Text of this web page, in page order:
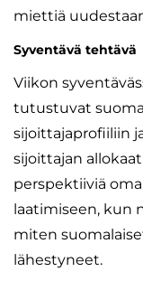
miettiä
Syventävä tehtävä
Viikon
tutustuvat
sijoittajaprofiiliin
sijoittajan
perspektiiviä
laatimiseen, kun
miten
lähestyneet.